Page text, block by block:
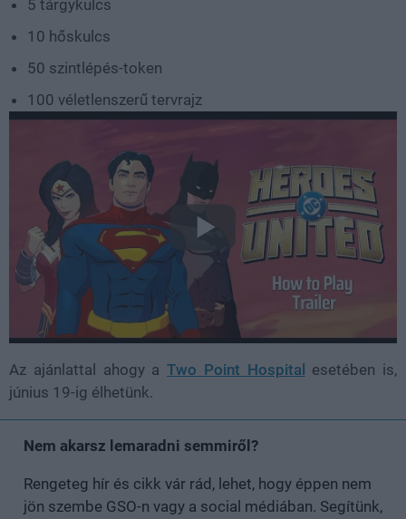
5 tárgykulcs
10 hőskulcs
50 szintlépés-token
100 véletlenszerű tervrajz
Az ajánlattal ahogy a Two Point Hospital
esetében is,
június 19-ig élhetünk.
Nem akarsz lemaradni semmiről?
Rengeteg hír és cikk vár rád, lehet, hogy éppen nem
jön szembe GSO-n vagy a social médiában. Segítünk,